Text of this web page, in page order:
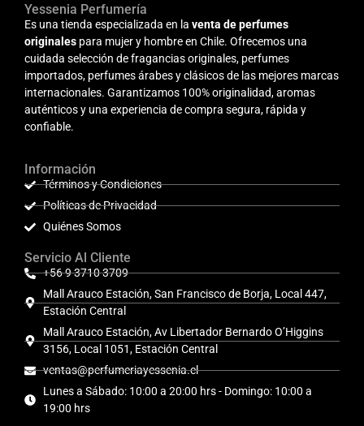
Yessenia Perfumería
Es una tienda especializada en la venta de perfumes
originales para mujer y hombre en Chile. Ofrecemos una
cuidada selección de fragancias originales, perfumes
importados, perfumes árabes y clásicos de las mejores marcas
internacionales. Garantizamos 100% originalidad, aromas
auténticos y una experiencia de compra segura, rápida y
confiable.
Información
Términos y Condiciones
Políticas de Privacidad
Quiénes Somos
Servicio Al Cliente
+56 9 3710 3709
Mall Arauco Estación, San Francisco de Borja, Local 447,
Estación Central
Mall Arauco Estación, Av Libertador Bernardo O’Higgins
3156, Local 1051, Estación Central
ventas@perfumeriayessenia.cl
Lunes a Sábado: 10:00 a 20:00 hrs - Domingo: 10:00 a
19:00 hrs